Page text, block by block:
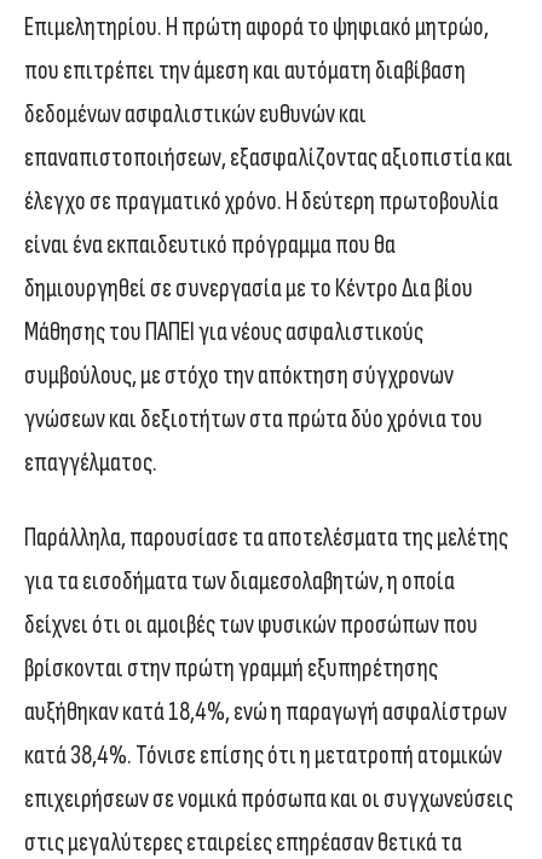
Επιμελητηρίου. Η πρώτη αφορά το ψηφιακό μητρώο,
που επιτρέπει την άμεση και αυτόματη διαβίβαση
δεδομένων ασφαλιστικών ευθυνών και
επαναπιστοποιήσεων, εξασφαλίζοντας αξιοπιστία και
έλεγχο σε πραγματικό χρόνο. Η δεύτερη πρωτοβουλία
είναι ένα εκπαιδευτικό πρόγραμμα που θα
δημιουργηθεί σε συνεργασία με το Κέντρο Δια βίου
Μάθησης του ΠΑΠΕΙ για νέους ασφαλιστικούς
συμβούλους, με στόχο την απόκτηση σύγχρονων
γνώσεων και δεξιοτήτων στα πρώτα δύο χρόνια του
επαγγέλματος.
Παράλληλα, παρουσίασε τα αποτελέσματα της μελέτης
για τα εισοδήματα των διαμεσολαβητών, η οποία
δείχνει ότι οι αμοιβές των φυσικών προσώπων που
βρίσκονται στην πρώτη γραμμή εξυπηρέτησης
αυξήθηκαν κατά 18,4%, ενώ η παραγωγή ασφαλίστρων
κατά 38,4%. Τόνισε επίσης ότι η μετατροπή ατομικών
επιχειρήσεων σε νομικά πρόσωπα και οι συγχωνεύσεις
στις μεγαλύτερες εταιρείες επηρέασαν θετικά τα